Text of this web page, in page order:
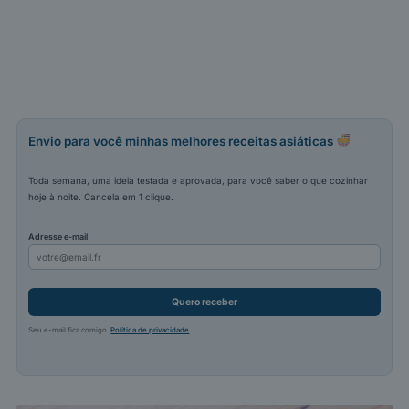
Envio para você minhas melhores receitas asiáticas
Toda semana, uma ideia testada e aprovada, para você saber o que cozinhar
hoje à noite. Cancela em 1 clique.
Adresse e-mail
Quero receber
Seu e-mail fica comigo.Política de privacidade